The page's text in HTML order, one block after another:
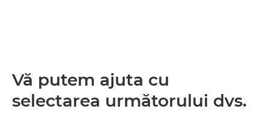
Vă putem ajuta cu
selectarea următorului dvs.